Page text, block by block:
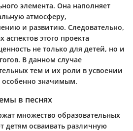
элемента. Она наполняет
атмосферу,
и развитию. Следовательно,
этого проекта
не только для детей, но и
В данном случае
тем и их роли в усвоении
особенно значимым.
в песнях
множество образовательных
детям осваивать различную